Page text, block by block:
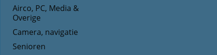
Airco, PC, Media &
Overige
Camera, navigatie
Senioren